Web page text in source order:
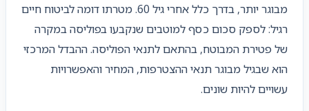
מבוגר יותר, בדרך כלל אחרי גיל 60. מטרתו דומה לביטוח חיים
רגיל: לספק סכום כסף למוטבים שנקבעו בפוליסה במקרה
של פטירת המבוטח, בהתאם לתנאי הפוליסה. ההבדל המרכזי
הוא שבגיל מבוגר תנאי ההצטרפות, המחיר והאפשרויות
עשויים להיות שונים.